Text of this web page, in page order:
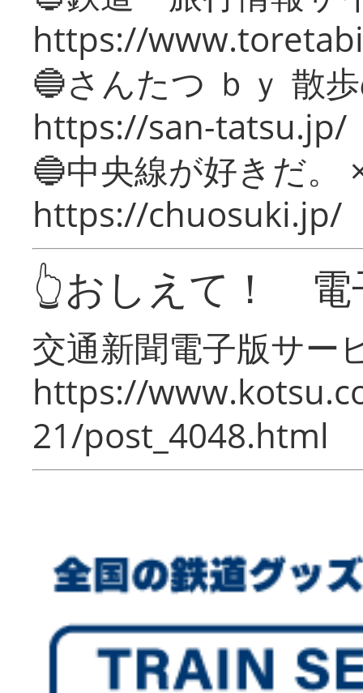
https://
🔵さんたつ ｂｙ 散
https://san-tatsu.jp/
🔵中央線が好きだ。
https://chuosuki.jp/
👆おしえて！ 電
交通新聞電子版サー
https://
21/post_4048.html